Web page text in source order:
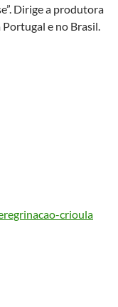
Dirige a produtora
e no Brasil.
crioula